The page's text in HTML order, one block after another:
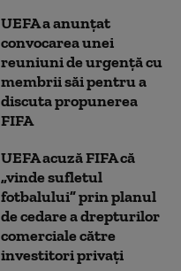
UEFA a anunțat
convocarea unei
reuniuni de urgenţă cu
membrii săi pentru a
discuta propunerea
FIFA
UEFA acuză FIFA că
„vinde sufletul
fotbalului” prin planul
de cedare a drepturilor
comerciale către
investitori privați